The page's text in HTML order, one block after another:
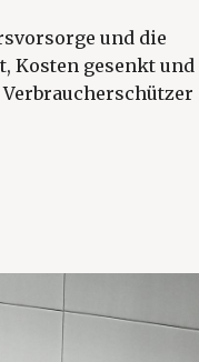
und die
Kosten gesenkt und